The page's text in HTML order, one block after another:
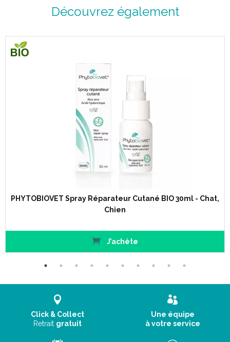
Découvrez également
PHYTOBIOVET Spray Réparateur Cutané BIO 30ml - Chat,
Chien
J’achète
Click & Collect
Retrait gratuit
Une équipe
à votre service